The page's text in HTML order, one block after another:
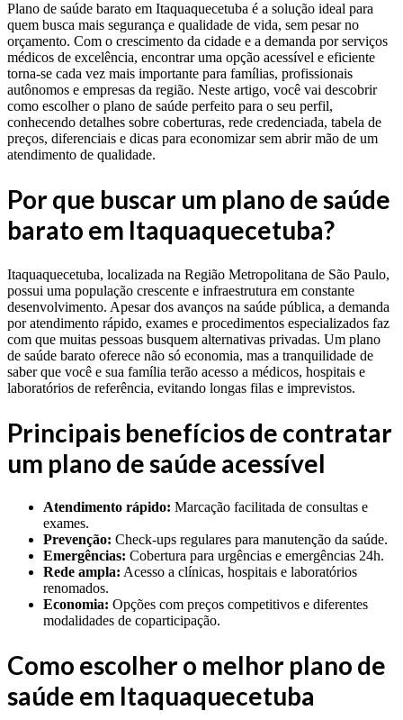
Plano de saúde barato em Itaquaquecetuba é a solução ideal para
quem busca mais segurança e qualidade de vida, sem pesar no
orçamento. Com o crescimento da cidade e a demanda por serviços
médicos de excelência, encontrar uma opção acessível e eficiente
torna-se cada vez mais importante para famílias, profissionais
autônomos e empresas da região. Neste artigo, você vai descobrir
como escolher o plano de saúde perfeito para o seu perfil,
conhecendo detalhes sobre coberturas, rede credenciada, tabela de
preços, diferenciais e dicas para economizar sem abrir mão de um
atendimento de qualidade.
Por que buscar um plano de saúde
barato em Itaquaquecetuba?
Itaquaquecetuba, localizada na Região Metropolitana de São Paulo,
possui uma população crescente e infraestrutura em constante
desenvolvimento. Apesar dos avanços na saúde pública, a demanda
por atendimento rápido, exames e procedimentos especializados faz
com que muitas pessoas busquem alternativas privadas. Um plano
de saúde barato oferece não só economia, mas a tranquilidade de
saber que você e sua família terão acesso a médicos, hospitais e
laboratórios de referência, evitando longas filas e imprevistos.
Principais benefícios de contratar
um plano de saúde acessível
Atendimento rápido: Marcação facilitada de consultas e
exames.
Prevenção: Check-ups regulares para manutenção da saúde.
Emergências: Cobertura para urgências e emergências 24h.
Rede ampla: Acesso a clínicas, hospitais e laboratórios
renomados.
Economia: Opções com preços competitivos e diferentes
modalidades de coparticipação.
Como escolher o melhor plano de
saúde em Itaquaquecetuba